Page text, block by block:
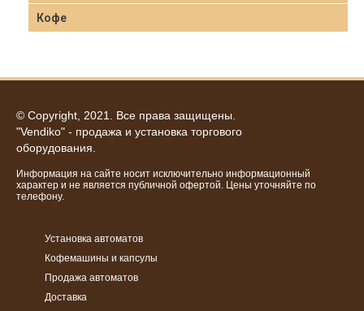
Кофе
© Copyright, 2021. Все права защищены.
"Vendiko" - продажа и установка торгового
оборудования.
Информация на сайте носит исключительно информационный
характер и не является публичной офертой. Цены уточняйте по
телефону.
Установка автоматов
Кофемашины и капсулы
Продажа автоматов
Доставка